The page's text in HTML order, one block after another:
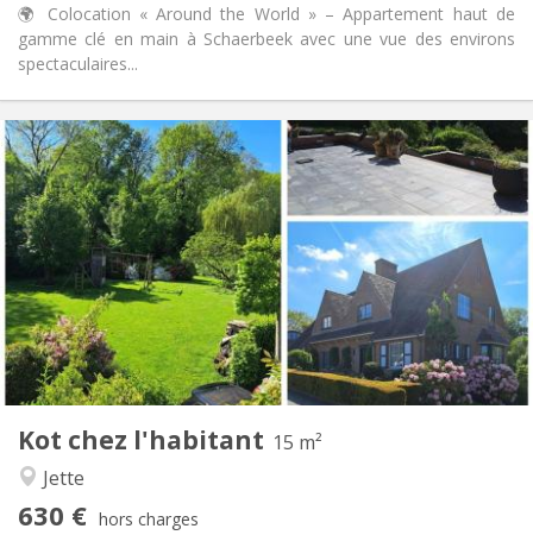
🌍 Colocation « Around the World » – Appartement haut de
gamme clé en main à Schaerbeek avec une vue des environs
spectaculaires...
Kot chez l'habitant 15 m²
Jette
630 € hors charges
Infos Pratiques
Loyer:
Charges:
150 €
Durée:
12 mois, 11 mois, 10 mois, 5-6 mois
Domiciliation:
Acceptée
Aménagement
Salle de bain:
Privée
Cuisine:
Commune
Superficie:
15 m
2
Pièces privées:
1